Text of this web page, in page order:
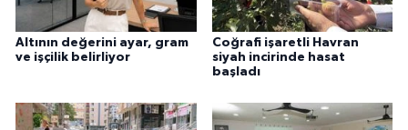
Altının değerini ayar, gram
ve işçilik belirliyor
Coğrafi işaretli Havran
siyah incirinde hasat
başladı